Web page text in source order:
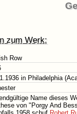
zum Werk:
Row
in Philadelphia
Name dieses
von "Porgy And